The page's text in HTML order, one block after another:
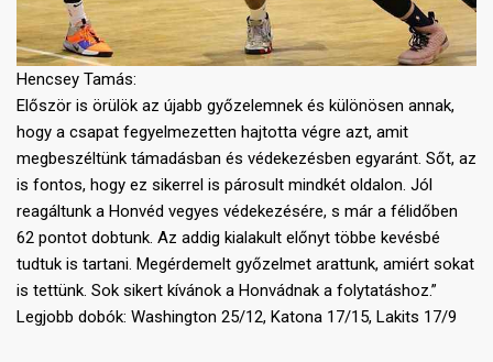
Hencsey Tamás:
Először is örülök az újabb győzelemnek és különösen annak,
hogy a csapat fegyelmezetten hajtotta végre azt, amit
megbeszéltünk támadásban és védekezésben egyaránt. Sőt, az
is fontos, hogy ez sikerrel is párosult mindkét oldalon. Jól
reagáltunk a Honvéd vegyes védekezésére, s már a félidőben
62 pontot dobtunk. Az addig kialakult előnyt többe kevésbé
tudtuk is tartani. Megérdemelt győzelmet arattunk, amiért sokat
is tettünk. Sok sikert kívánok a Honvádnak a folytatáshoz.”
Legjobb dobók: Washington 25/12, Katona 17/15, Lakits 17/9